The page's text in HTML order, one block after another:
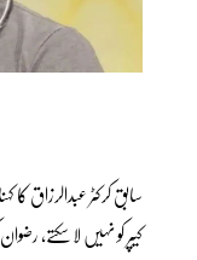
سابق کرکٹر
کیپر کو نہیں لا سکتے،